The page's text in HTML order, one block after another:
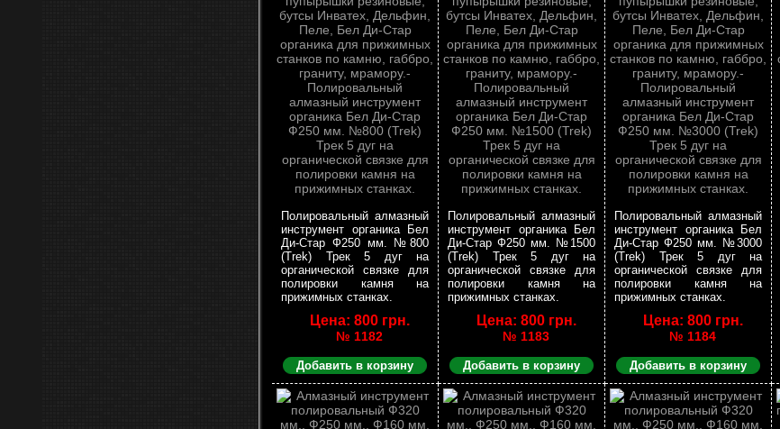
Полировальный алмазный
инструмент органика Бел
Ди-Стар Ф250 мм. №800
(Trek) Трек 5 дуг на
органической связке для
полировки камня на
прижимных станках.
Цена: 800 грн.
№ 1182
Добавить в корзину
Полировальный алмазный
инструмент органика Бел
Ди-Стар Ф250 мм. №1500
(Trek) Трек 5 дуг на
органической связке для
полировки камня на
прижимных станках.
Цена: 800 грн.
№ 1183
Добавить в корзину
Полировальный алмазный
инструмент органика Бел
Ди-Стар Ф250 мм. №3000
(Trek) Трек 5 дуг на
органической связке для
полировки камня на
прижимных станках.
Цена: 800 грн.
№ 1184
Добавить в корзину